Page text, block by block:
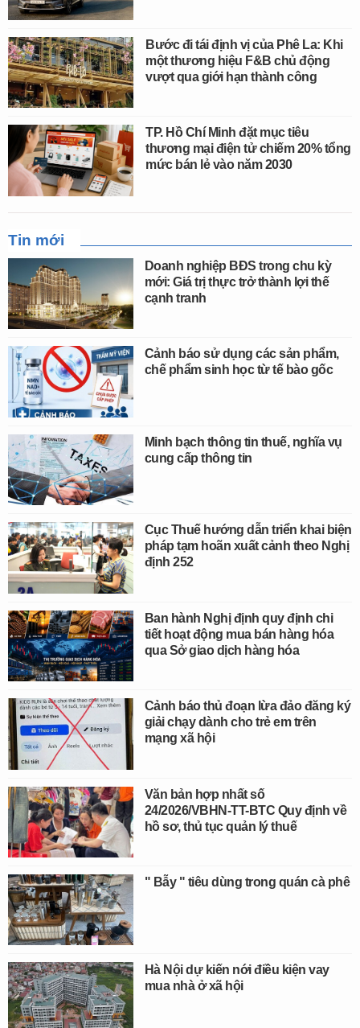
Bước đi tái định vị của Phê La: Khi
một thương hiệu F&B chủ động
vượt qua giới hạn thành công
TP. Hồ Chí Minh đặt mục tiêu
thương mại điện tử chiếm 20% tổng
mức bán lẻ vào năm 2030
Tin mới
Doanh nghiệp BĐS trong chu kỳ
mới: Giá trị thực trở thành lợi thế
cạnh tranh
Cảnh báo sử dụng các sản phẩm,
chế phẩm sinh học từ tế bào gốc
Minh bạch thông tin thuế, nghĩa vụ
cung cấp thông tin
Cục Thuế hướng dẫn triển khai biện
pháp tạm hoãn xuất cảnh theo Nghị
định 252
Ban hành Nghị định quy định chi
tiết hoạt động mua bán hàng hóa
qua Sở giao dịch hàng hóa
Cảnh báo thủ đoạn lừa đảo đăng ký
giải chạy dành cho trẻ em trên
mạng xã hội
Văn bản hợp nhất số
24/2026/VBHN-TT-BTC Quy định về
hồ sơ, thủ tục quản lý thuế
" Bẫy " tiêu dùng trong quán cà phê
Hà Nội dự kiến nới điều kiện vay
mua nhà ở xã hội